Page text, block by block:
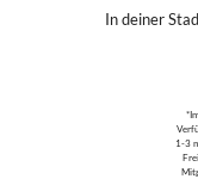
In deiner
1-3